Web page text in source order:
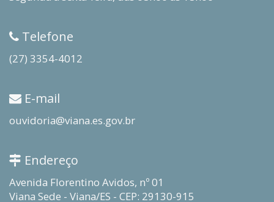
Telefone
(27) 3354-4012
E-mail
ouvidoria@viana.es.gov.br
Endereço
Avenida Florentino Avidos, nº 01
Viana Sede - Viana/ES - CEP: 29130-915